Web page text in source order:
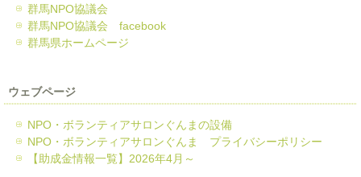
群馬NPO協議会
群馬NPO協議会 facebook
群馬県ホームページ
ウェブページ
NPO・ボランティアサロンぐんまの設備
NPO・ボランティアサロンぐんま プライバシーポリシー
【助成金情報一覧】2026年4月～